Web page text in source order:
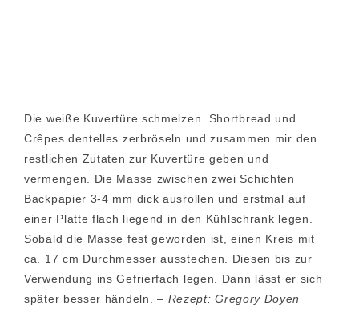
Die weiße Kuvertüre schmelzen. Shortbread und
Crêpes dentelles zerbröseln und zusammen mir den
restlichen Zutaten zur Kuvertüre geben und
vermengen. Die Masse zwischen zwei Schichten
Backpapier 3-4 mm dick ausrollen und erstmal auf
einer Platte flach liegend in den Kühlschrank legen.
Sobald die Masse fest geworden ist, einen Kreis mit
ca. 17 cm Durchmesser ausstechen. Diesen bis zur
Verwendung ins Gefrierfach legen. Dann lässt er sich
später besser händeln. – Rezept: Gregory Doyen